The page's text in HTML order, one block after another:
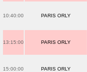
10:40:00 PARIS ORLY
13:15:00 PARIS ORLY
15:00:00 PARIS ORLY